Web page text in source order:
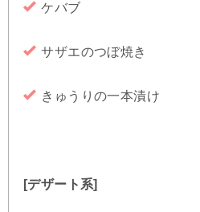
ケバブ
サザエのつぼ焼き
きゅうりの一本漬け
[デザート系]